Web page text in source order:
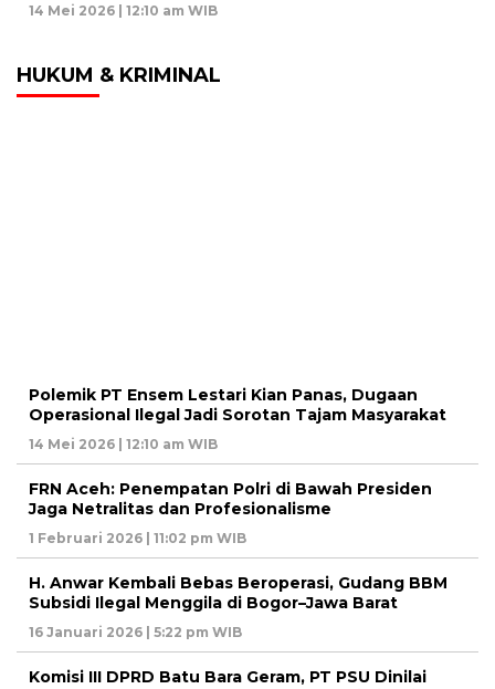
14 Mei 2026 | 12:10 am WIB
HUKUM & KRIMINAL
Polemik PT Ensem Lestari Kian Panas, Dugaan
Operasional Ilegal Jadi Sorotan Tajam Masyarakat
14 Mei 2026 | 12:10 am WIB
FRN Aceh: Penempatan Polri di Bawah Presiden
Jaga Netralitas dan Profesionalisme
1 Februari 2026 | 11:02 pm WIB
H. Anwar Kembali Bebas Beroperasi, Gudang BBM
Subsidi Ilegal Menggila di Bogor–Jawa Barat
16 Januari 2026 | 5:22 pm WIB
Komisi III DPRD Batu Bara Geram, PT PSU Dinilai